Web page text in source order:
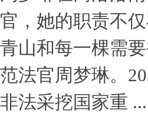
，她的职责不
山和每一棵需
法官周梦琳。
法采挖国家重 ...